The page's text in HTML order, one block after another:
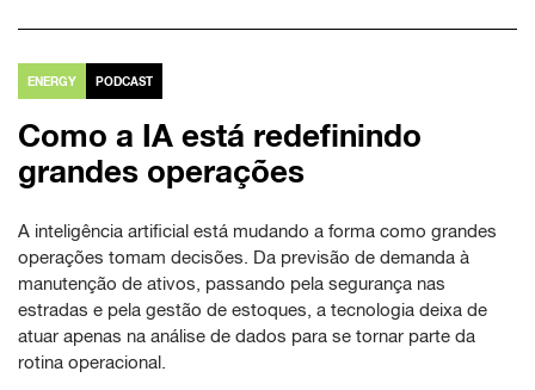
ENERGY PODCAST
Como a IA está redefinindo
grandes operações
A inteligência artificial está mudando a forma como grandes
operações tomam decisões. Da previsão de demanda à
manutenção de ativos, passando pela segurança nas
estradas e pela gestão de estoques, a tecnologia deixa de
atuar apenas na análise de dados para se tornar parte da
rotina operacional.